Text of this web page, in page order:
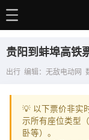
电动百科
电车手册
贵阳到蚌埠高铁
出行 编辑：无敌电动网
💡 以下票价非实
示所有座位类型
卧等）。